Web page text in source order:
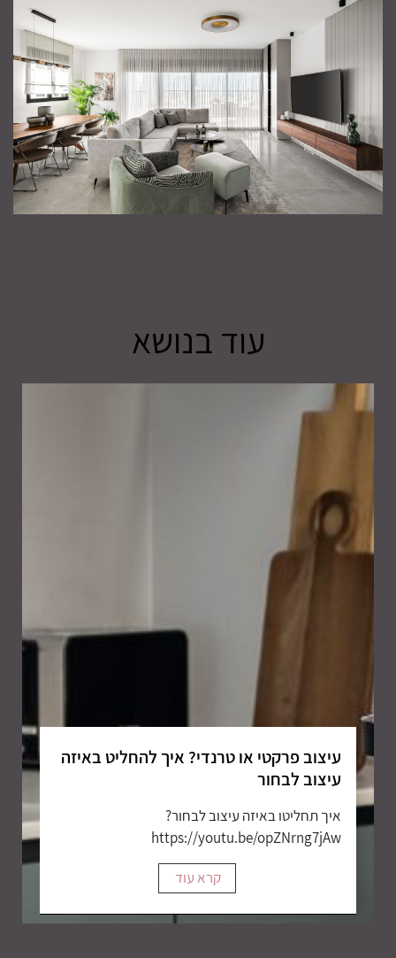
עוד בנושא
עיצוב פרקטי או טרנדי? איך להחליט באיזה
עיצוב לבחור
איך תחליטו באיזה עיצוב לבחור?
https://youtu.be/opZNrng7jAw
קרא עוד